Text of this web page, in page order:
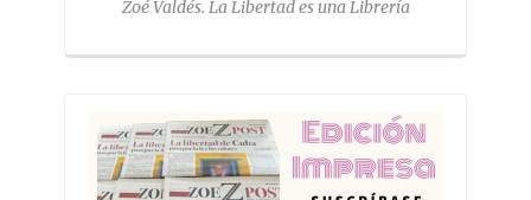
Zoé Valdés. La Libertad es una Librería